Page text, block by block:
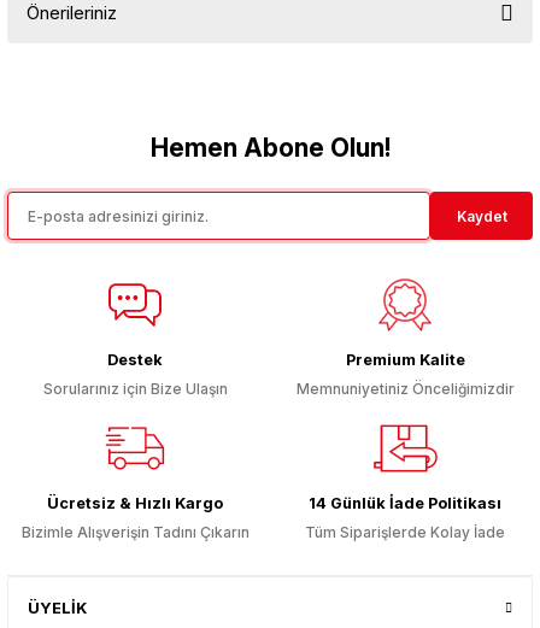
Önerileriniz
Görüş ve önerileriniz için teşekkür ederiz.
Ürün resmi kalitesiz, bozuk veya görüntülenemiyor.
Ürün fiyatı diğer sitelerden daha pahalı.
Hemen Abone Olun!
Kaydet
Destek
Sorularınız için Bize Ulaşın
Premium Kalite
Memnuniyetiniz Önceliğimizdir
Ücretsiz & Hızlı Kargo
Bizimle Alışverişin Tadını Çıkarın
14 Günlük İade Politikası
Tüm Siparişlerde Kolay İade
ÜYELİK